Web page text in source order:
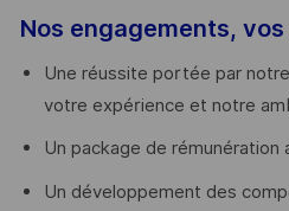
Nos engagements,
Une réussite portée par
votre expérience et notre
Un package de
Un développement des